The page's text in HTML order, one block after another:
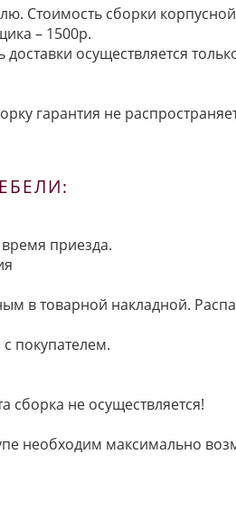
Стоимость сборки
– 1500р.
осуществляется
гарантия не
время приезда.
в товарной накладной.
покупателем.
сборка не осуществляется!
необходим максимально